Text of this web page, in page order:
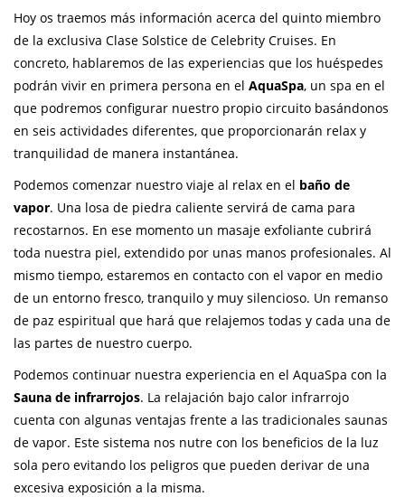
Hoy os traemos más información acerca del quinto miembro
de la exclusiva Clase Solstice de Celebrity Cruises. En
concreto, hablaremos de las experiencias que los huéspedes
podrán vivir en primera persona en el AquaSpa, un spa en el
que podremos configurar nuestro propio circuito basándonos
en seis actividades diferentes, que proporcionarán relax y
tranquilidad de manera instantánea.
Podemos comenzar nuestro viaje al relax en el baño de
vapor. Una losa de piedra caliente servirá de cama para
recostarnos. En ese momento un masaje exfoliante cubrirá
toda nuestra piel, extendido por unas manos profesionales. Al
mismo tiempo, estaremos en contacto con el vapor en medio
de un entorno fresco, tranquilo y muy silencioso. Un remanso
de paz espiritual que hará que relajemos todas y cada una de
las partes de nuestro cuerpo.
Podemos continuar nuestra experiencia en el AquaSpa con la
Sauna de infrarrojos. La relajación bajo calor infrarrojo
cuenta con algunas ventajas frente a las tradicionales saunas
de vapor. Este sistema nos nutre con los beneficios de la luz
sola pero evitando los peligros que pueden derivar de una
excesiva exposición a la misma.